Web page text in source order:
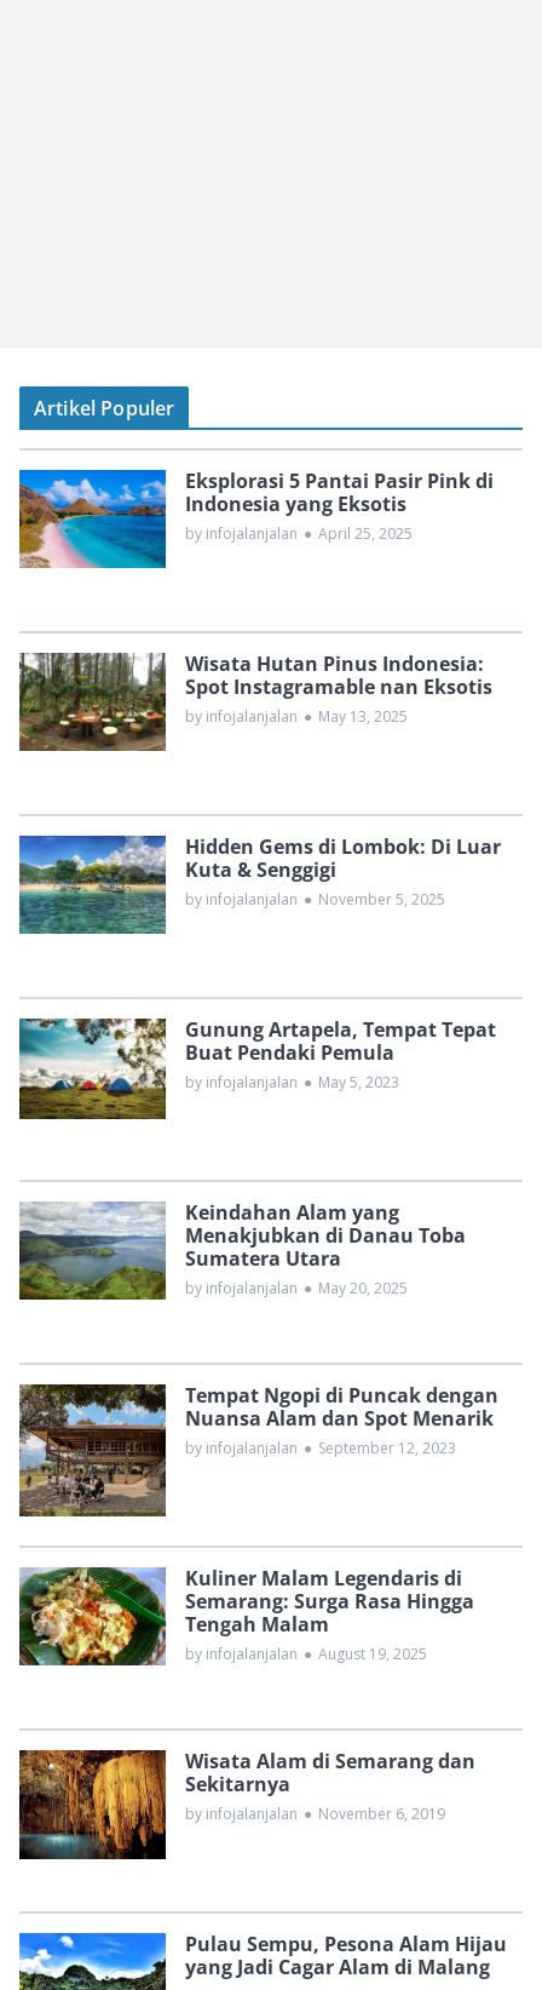
Artikel Populer
Eksplorasi 5 Pantai Pasir Pink di
Indonesia yang Eksotis
by infojalanjalan ● April 25, 2025
Wisata Hutan Pinus Indonesia:
Spot Instagramable nan Eksotis
by infojalanjalan ● May 13, 2025
Hidden Gems di Lombok: Di Luar
Kuta & Senggigi
by infojalanjalan ● November 5, 2025
Gunung Artapela, Tempat Tepat
Buat Pendaki Pemula
by infojalanjalan ● May 5, 2023
Keindahan Alam yang
Menakjubkan di Danau Toba
Sumatera Utara
by infojalanjalan ● May 20, 2025
Tempat Ngopi di Puncak dengan
Nuansa Alam dan Spot Menarik
by infojalanjalan ● September 12, 2023
Kuliner Malam Legendaris di
Semarang: Surga Rasa Hingga
Tengah Malam
by infojalanjalan ● August 19, 2025
Wisata Alam di Semarang dan
Sekitarnya
by infojalanjalan ● November 6, 2019
Pulau Sempu, Pesona Alam Hijau
yang Jadi Cagar Alam di Malang